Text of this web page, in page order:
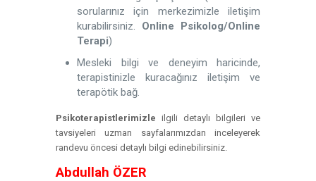
sorularınız için merkezimizle iletişim
kurabilirsiniz. Online Psikolog/Online
Terapi)
Mesleki bilgi ve deneyim haricinde,
terapistinizle kuracağınız iletişim ve
terapötik bağ.
Psikoterapistlerimizle ilgili detaylı bilgileri ve
tavsiyeleri uzman sayfalarımızdan inceleyerek
randevu öncesi detaylı bilgi edinebilirsiniz.
Abdullah ÖZER